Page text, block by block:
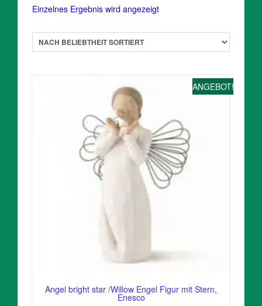
Einzelnes Ergebnis wird angezeigt
ANGEBOT!
Angel bright star /Willow Engel Figur mit Stern,
Enesco